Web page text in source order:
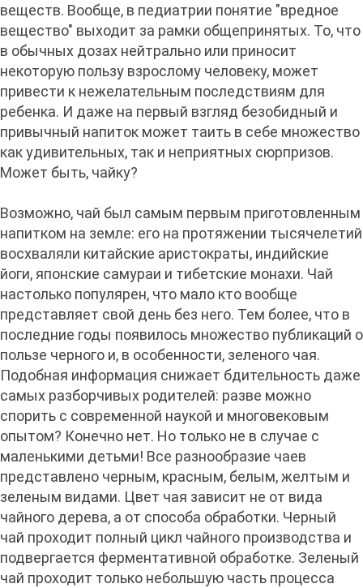
веществ. Вообще, в педиатрии понятие "вредное
вещество" выходит за рамки общепринятых. То, что
в обычных дозах нейтрально или приносит
некоторую пользу взрослому человеку, может
привести к нежелательным последствиям для
ребенка. И даже на первый взгляд безобидный и
привычный напиток может таить в себе множество
как удивительных, так и неприятных сюрпризов.
Может быть, чайку?
Возможно, чай был самым первым приготовленным
напитком на земле: его на протяжении тысячелетий
восхваляли китайские аристократы, индийские
йоги, японские самураи и тибетские монахи. Чай
настолько популярен, что мало кто вообще
представляет свой день без него. Тем более, что в
последние годы появилось множество публикаций о
пользе черного и, в особенности, зеленого чая.
Подобная информация снижает бдительность даже
самых разборчивых родителей: разве можно
спорить с современной наукой и многовековым
опытом? Конечно нет. Но только не в случае с
маленькими детьми! Все разнообразие чаев
представлено черным, красным, белым, желтым и
зеленым видами. Цвет чая зависит не от вида
чайного дерева, а от способа обработки. Черный
чай проходит полный цикл чайного производства и
подвергается ферментативной обработке. Зеленый
чай проходит только небольшую часть процесса